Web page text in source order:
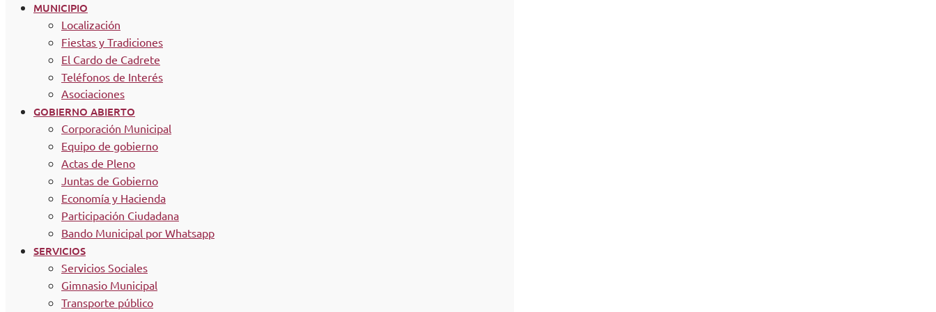
MUNICIPIO
Localización
Fiestas y Tradiciones
El Cardo de Cadrete
Teléfonos de Interés
Asociaciones
GOBIERNO ABIERTO
Corporación Municipal
Equipo de gobierno
Actas de Pleno
Juntas de Gobierno
Economía y Hacienda
Participación Ciudadana
Bando Municipal por Whatsapp
SERVICIOS
Servicios Sociales
Gimnasio Municipal
Transporte público